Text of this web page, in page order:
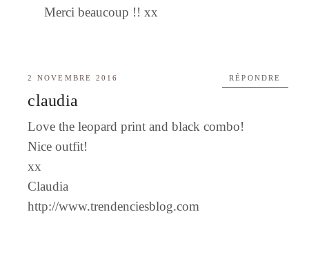
Merci beaucoup !! xx
2 NOVEMBRE 2016
claudia
Love the leopard print and black combo!
Nice outfit!
xx
Claudia
http://www.trendenciesblog.com
RÉPONDRE